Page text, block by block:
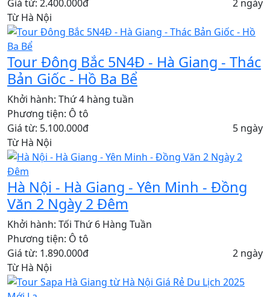
Giá từ: 2.400.000đ
2 ngày
Từ Hà Nội
Tour Đông Bắc 5N4Đ - Hà Giang - Thác
Bản Giốc - Hồ Ba Bể
Khởi hành: Thứ 4 hàng tuần
Phương tiện: Ô tô
Giá từ: 5.100.000đ
5 ngày
Từ Hà Nội
Hà Nội - Hà Giang - Yên Minh - Đồng
Văn 2 Ngày 2 Đêm
Khởi hành: Tối Thứ 6 Hàng Tuần
Phương tiện: Ô tô
Giá từ: 1.890.000đ
2 ngày
Từ Hà Nội